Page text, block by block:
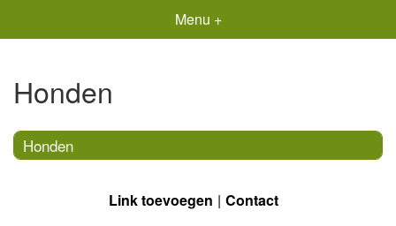
Menu +
Honden
Honden
Link toevoegen Contact